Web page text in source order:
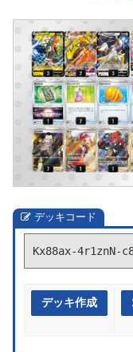
デッキコード
Kx88ax-4r1znN-
デッキ作成